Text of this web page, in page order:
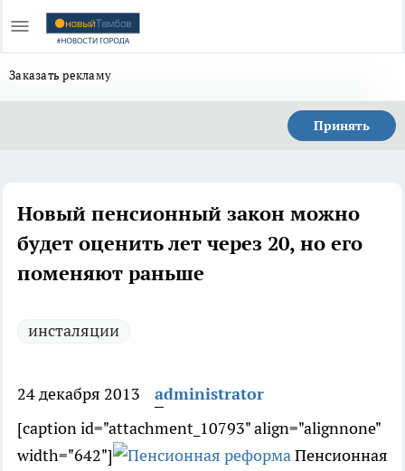
Заказать рекламу
Принять
Новый пенсионный закон можно
будет оценить лет через 20, но его
поменяют раньше
инсталяции
24 декабря 2013
administrator
[caption id="attachment_10793" align="alignnone"
width="642"]
Пенсионная